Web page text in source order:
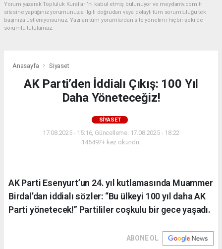
Yorum yazarak Topluluk Kuralları’nı kabul etmiş bulunuyor ve meydantv.com.tr
sitesine yaptığınız yorumunuzla ilgili doğrudan veya dolaylı tüm sorumluluğu tek
başınıza üstleniyorsunuz. Yazılan tüm yorumlardan site yönetimi hiçbir şekilde
sorumlu tutulamaz.
Anasayfa Siyaset
AK Parti’den İddialı Çıkış: 100 Yıl
Daha Yöneteceğiz!
SIYASET
17.08.2025 - 15:16, Güncelleme: 17.08.2025 - 18:22
145497+ kez okundu.
AK Parti Esenyurt’un 24. yıl kutlamasında Muammer
Birdal’dan iddialı sözler: “Bu ülkeyi 100 yıl daha AK
Parti yönetecek!” Partililer coşkulu bir gece yaşadı.
ABONE OL